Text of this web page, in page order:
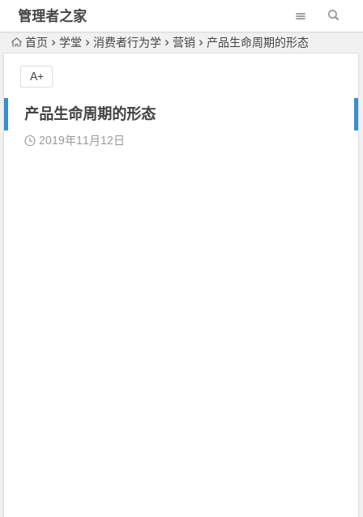
管理者之家
首页 学堂 消费者行为学 营销 产品生命周期的形态
产品生命周期的形态
2019年11月12日
A+